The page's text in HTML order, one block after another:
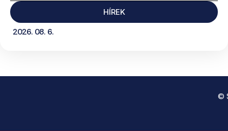
HÍREK
2026. 08. 6.
©